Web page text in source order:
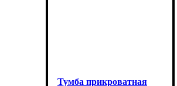
Тумба прикроватная